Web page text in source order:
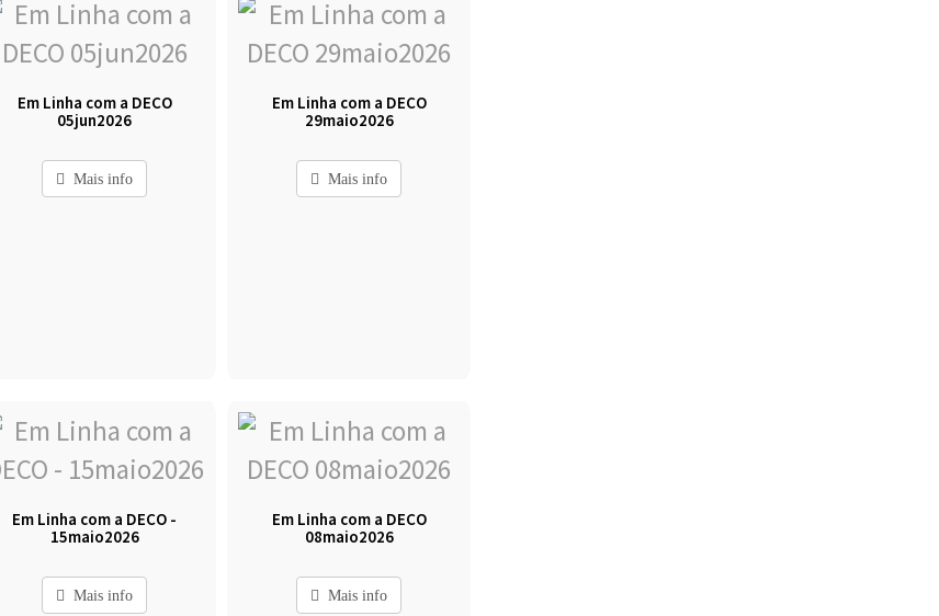
Em Linha com a DECO
05jun2026
Mais info
Em Linha com a DECO
29maio2026
Mais info
Em Linha com a DECO -
15maio2026
Mais info
Em Linha com a DECO
08maio2026
Mais info